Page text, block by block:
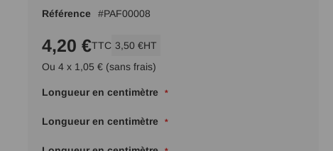
Référence PAF00008
4,20 €TTC 3,50 €HT
Ou 4 x 1,05 € (sans frais)
Longueur en centimètre
Longueur en centimètre